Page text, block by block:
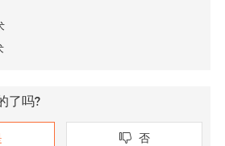
了吗?
 否